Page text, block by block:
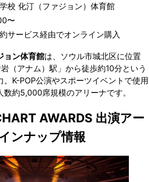
校 化汀（ファジョン）体育館
〜
サービス経由でオンライン購入
ョン体育館は、ソウル市城北区に位置
（アナム）駅」から徒歩約10分という
。K-POP公演やスポーツイベントで使用
約5,000席規模のアリーナです。
AWARDS 出演アー
ンナップ情報